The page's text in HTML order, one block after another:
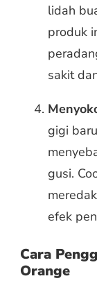
lidah
produk
sakit
gigi
gusi.
efek
Cara
Orange